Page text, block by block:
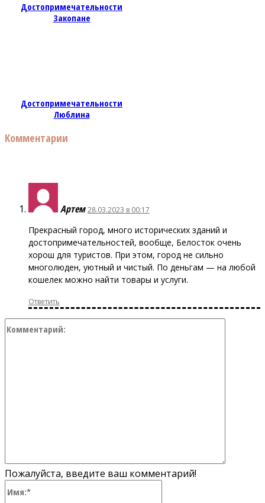
Достопримечательности
Закопане
Достопримечательности
Люблина
Комментарии
Артем 28.03.2023 в 00:17
Прекрасный город, много исторических зданий и
достопримечательностей, вообще, Белосток очень
хорош для туристов. При этом, город не сильно
многолюден, уютный и чистый. По деньгам — на любой
кошелек можно найти товары и услуги.
Ответить
Пожалуйста, введите ваш комментарий!